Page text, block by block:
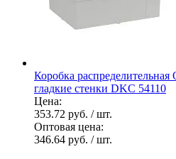
Коробка
гладкие стенки DKC 54110
Цена:
353.72 руб. / шт.
Оптовая цена:
346.64 руб. / шт.